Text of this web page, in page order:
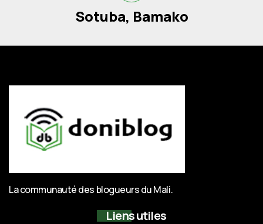
Sotuba, Bamako
La communauté des blogueurs du Mali.
Liens utiles